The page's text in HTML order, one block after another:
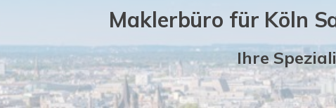
Maklerbüro für Köln
Ihre